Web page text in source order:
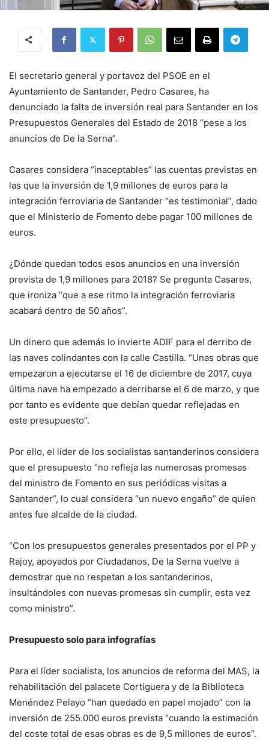
El secretario general y portavoz del PSOE en el
Ayuntamiento de Santander, Pedro Casares, ha
denunciado la falta de inversión real para Santander en los
Presupuestos Generales del Estado de 2018 “pese a los
anuncios de De la Serna”.
Casares considera “inaceptables” las cuentas previstas en
las que la inversión de 1,9 millones de euros para la
integración ferroviaria de Santander “es testimonial”, dado
que el Ministerio de Fomento debe pagar 100 millones de
euros.
¿Dónde quedan todos esos anuncios en una inversión
prevista de 1,9 millones para 2018? Se pregunta Casares,
que ironiza “que a ese ritmo la integración ferroviaria
acabará dentro de 50 años”.
Un dinero que además lo invierte ADIF para el derribo de
las naves colindantes con la calle Castilla. “Unas obras que
empezaron a ejecutarse el 16 de diciembre de 2017, cuya
última nave ha empezado a derribarse el 6 de marzo, y que
por tanto es evidente que debían quedar reflejadas en
este presupuesto”.
Por ello, el líder de los socialistas santanderinos considera
que el presupuesto “no refleja las numerosas promesas
del ministro de Fomento en sus periódicas visitas a
Santander”, lo cual considera “un nuevo engaño” de quien
antes fue alcalde de la ciudad.
“Con los presupuestos generales presentados por el PP y
Rajoy, apoyados por Ciudadanos, De la Serna vuelve a
demostrar que no respetan a los santanderinos,
insultándoles con nuevas promesas sin cumplir, esta vez
como ministro”.
Presupuesto solo para infografías
Para el líder socialista, los anuncios de reforma del MAS, la
rehabilitación del palacete Cortiguera y de la Biblioteca
Menéndez Pelayo “han quedado en papel mojado” con la
inversión de 255.000 euros prevista “cuando la estimación
del coste total de esas obras es de 9,5 millones de euros”.